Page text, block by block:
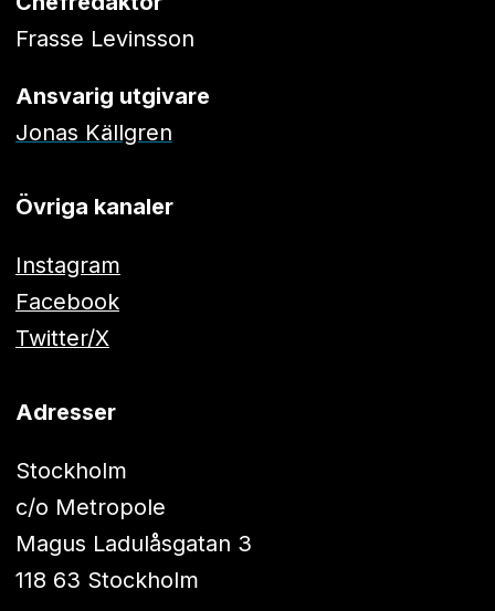
Frasse Levinsson
Ansvarig utgivare
Jonas Källgren
Övriga kanaler
Instagram
Facebook
Twitter/X
Adresser
Stockholm
c/o Metropole
Magus Ladulåsgatan 3
118 63 Stockholm